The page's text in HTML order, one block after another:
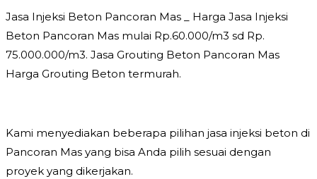
Jasa Injeksi Beton Pancoran Mas _ Harga Jasa Injeksi
Beton Pancoran Mas mulai Rp.60.000/m3 sd Rp.
75.000.000/m3. Jasa Grouting Beton Pancoran Mas
Harga Grouting Beton termurah.
Kami menyediakan beberapa pilihan jasa injeksi beton di
Pancoran Mas yang bisa Anda pilih sesuai dengan
proyek yang dikerjakan.